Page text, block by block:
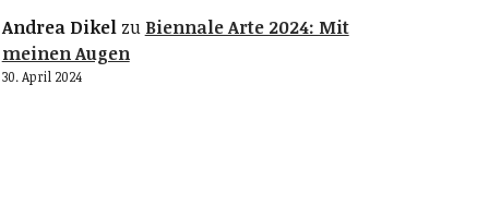
Andrea Dikelzu Biennale Arte 2024: Mit
meinen Augen
30. April 2024